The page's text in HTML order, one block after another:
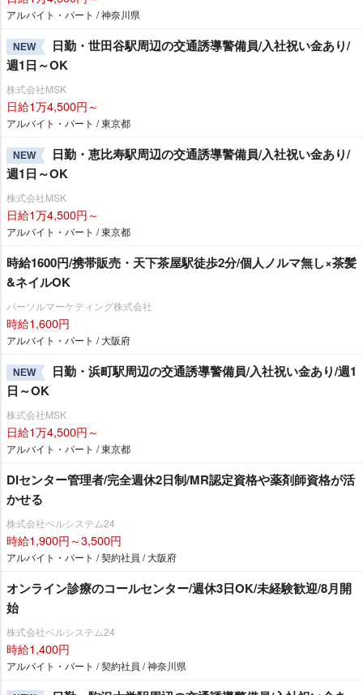
アルバイト・パート / 神奈川県
NEW
日勤・世田谷駅周辺の交通誘導警備員/入社祝い金あり/
週1日～OK
株式会社MSK
日給1万4,500円～
アルバイト・パート / 東京都
NEW
日勤・恵比寿駅周辺の交通誘導警備員/入社祝い金あり/
週1日～OK
株式会社MSK
日給1万4,500円～
アルバイト・パート / 東京都
時給1600円/携帯販売・天下茶屋駅徒歩2分/個人ノルマ無し×茶髪
&ネイルOK
パーソルマーケティング株式会社
時給1,600円
アルバイト・パート / 大阪府
NEW
日勤・浜町駅周辺の交通誘導警備員/入社祝い金あり/週1
日～OK
株式会社MSK
日給1万4,500円～
アルバイト・パート / 東京都
DIセンター管理者/完全週休2日制/MR認定資格や薬剤師資格が活
かせる
株式会社ベルシステム24
時給1,900円～3,500円
アルバイト・パート / 契約社員 / 大阪府
オンライン診療のコールセンター/週休3日OK/未経験歓迎/8月開
始
株式会社ベルシステム24
時給1,400円
アルバイト・パート / 契約社員 / 神奈川県